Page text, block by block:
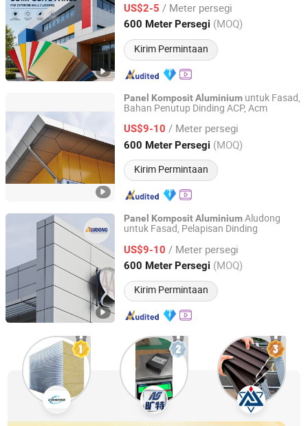
US$2-5 / Meter persegi
600 Meter Persegi (MOQ)
Kirim Permintaan
Henan, China Harga mulai 2017
Panel KompositAluminium untuk Fasad,
Bahan Penutup Dinding ACP, Acm
US$9-10 / Meter persegi
600 Meter Persegi (MOQ)
Kirim Permintaan
Henan Jixiang Industry Co., Ltd.
Henan, China Harga mulai 2017
Panel KompositAluminiumAludong
untuk Fasad, Pelapisan Dinding
US$9-10 / Meter persegi
600 Meter Persegi (MOQ)
Kirim Permintaan
Henan Jixiang Industry Co., Ltd.
Henan, China Harga mulai 2017